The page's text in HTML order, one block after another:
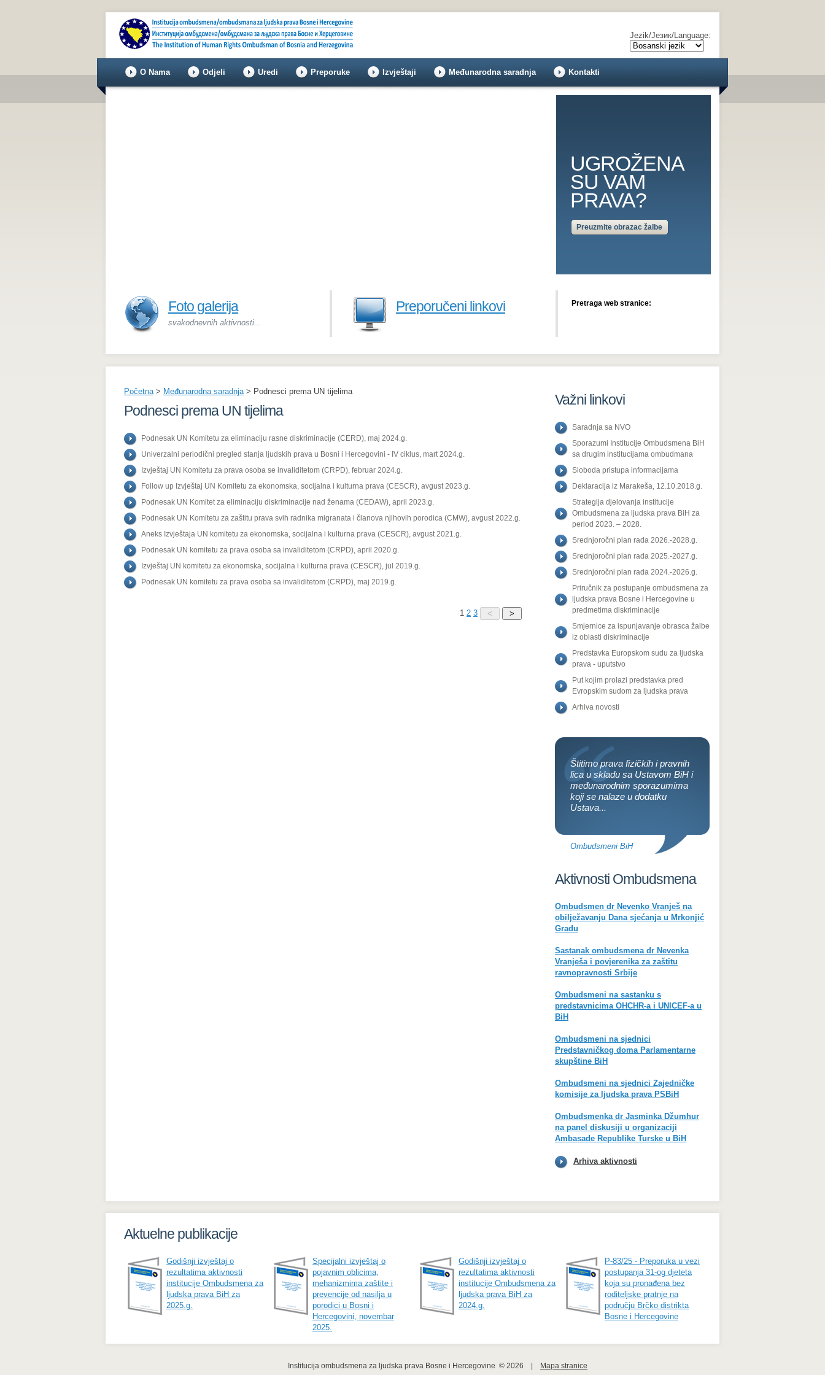
Jezik/Језик/Language:
O Nama Odjeli Uredi Preporuke Izvještaji Međunarodna saradnja Kontakti
UGROŽENA
SU VAM
PRAVA?
Preuzmite obrazac žalbe
Foto galerija
svakodnevnih aktivnosti...
Preporučeni linkovi Pretraga web stranice:
Početna> Međunarodna saradnja> Podnesci prema UN tijelima
Podnesci prema UN tijelima
Podnesak UN Komitetu za eliminaciju rasne diskriminacije (CERD), maj 2024.g.
Univerzalni periodični pregled stanja ljudskih prava u Bosni i Hercegovini - IV ciklus, mart 2024.g.
Izvještaj UN Komitetu za prava osoba se invaliditetom (CRPD), februar 2024.g.
Follow up Izvještaj UN Komitetu za ekonomska, socijalna i kulturna prava (CESCR), avgust 2023.g.
Podnesak UN Komitet za eliminaciju diskriminacije nad ženama (CEDAW), april 2023.g.
Podnesak UN Komitetu za zaštitu prava svih radnika migranata i članova njihovih porodica (CMW), avgust 2022.g.
Aneks Izvještaja UN komitetu za ekonomska, socijalna i kulturna prava (CESCR), avgust 2021.g.
Podnesak UN komitetu za prava osoba sa invaliditetom (CRPD), april 2020.g.
Izvještaj UN komitetu za ekonomska, socijalna i kulturna prava (CESCR), jul 2019.g.
Podnesak UN komitetu za prava osoba sa invaliditetom (CRPD), maj 2019.g.
1 2 3
Važni linkovi
Saradnja sa NVO
Sporazumi Institucije Ombudsmena BiH
sa drugim institucijama ombudmana
Sloboda pristupa informacijama
Deklaracija iz Marakeša, 12.10.2018.g.
Strategija djelovanja institucije
Ombudsmena za ljudska prava BiH za
period 2023. – 2028.
Srednjoročni plan rada 2026.-2028.g.
Srednjoročni plan rada 2025.-2027.g.
Srednjoročni plan rada 2024.-2026.g.
Priručnik za postupanje ombudsmena za
ljudska prava Bosne i Hercegovine u
predmetima diskriminacije
Smjernice za ispunjavanje obrasca žalbe
iz oblasti diskriminacije
Predstavka Europskom sudu za ljudska
prava - uputstvo
Put kojim prolazi predstavka pred
Evropskim sudom za ljudska prava
Arhiva novosti
Štitimo prava fizičkih i pravnih
lica u skladu sa Ustavom BiH i
međunarodnim sporazumima
koji se nalaze u dodatku
Ustava...
Ombudsmeni BiH
Aktivnosti Ombudsmena
Ombudsmen dr Nevenko Vranješ na
obilježavanju Dana sjećanja u Mrkonjić
Gradu
Sastanak ombudsmena dr Nevenka
Vranješa i povjerenika za zaštitu
ravnopravnosti Srbije
Ombudsmeni na sastanku s
predstavnicima OHCHR-a i UNICEF-a u
BiH
Ombudsmeni na sjednici
Predstavničkog doma Parlamentarne
skupštine BiH
Ombudsmeni na sjednici Zajedničke
komisije za ljudska prava PSBiH
Ombudsmenka dr Jasminka Džumhur
na panel diskusiji u organizaciji
Ambasade Republike Turske u BiH
Arhiva aktivnosti
Aktuelne publikacije
Godišnji izvještaj o
rezultatima aktivnosti
institucije Ombudsmena za
ljudska prava BiH za
2025.g.
Specijalni izvještaj o
pojavnim oblicima,
mehanizmima zaštite i
prevencije od nasilja u
porodici u Bosni i
Hercegovini, novembar
2025.
Godišnji izvještaj o
rezultatima aktivnosti
institucije Ombudsmena za
ljudska prava BiH za
2024.g.
P-83/25 - Preporuka u vezi
postupanja 31-og djeteta
koja su pronađena bez
roditeljske pratnje na
području Brčko distrikta
Bosne i Hercegovine
Institucija ombudsmena za ljudska prava Bosne i Hercegovine  © 2026    | Mapa stranice